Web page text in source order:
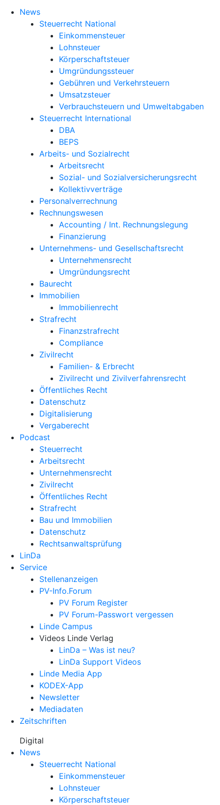
News
Steuerrecht National
Einkommensteuer
Lohnsteuer
Körperschaftsteuer
Umgründungssteuer
Gebühren und Verkehrsteuern
Umsatzsteuer
Verbrauchsteuern und Umweltabgaben
Steuerrecht International
DBA
BEPS
Arbeits- und Sozialrecht
Arbeitsrecht
Sozial- und Sozialversicherungsrecht
Kollektivverträge
Personalverrechnung
Rechnungswesen
Accounting / Int. Rechnungslegung
Finanzierung
Unternehmens- und Gesellschaftsrecht
Unternehmensrecht
Umgründungsrecht
Baurecht
Immobilien
Immobilienrecht
Strafrecht
Finanzstrafrecht
Compliance
Zivilrecht
Familien- & Erbrecht
Zivilrecht und Zivilverfahrensrecht
Öffentliches Recht
Datenschutz
Digitalisierung
Vergaberecht
Podcast
Steuerrecht
Arbeitsrecht
Unternehmens­recht
Zivilrecht
Öffentliches Recht
Strafrecht
Bau und Immobilien
Datenschutz
Rechtsanwalts­prüfung
LinDa
Service
Stellenanzeigen
PV-Info.Forum
PV Forum Register
PV Forum-Passwort vergessen
Linde Campus
Videos Linde Verlag
LinDa – Was ist neu?
LinDa Support Videos
Linde Media App
KODEX-App
Newsletter
Mediadaten
Zeitschriften
Digital
News
Steuerrecht National
Einkommensteuer
Lohnsteuer
Körperschaftsteuer